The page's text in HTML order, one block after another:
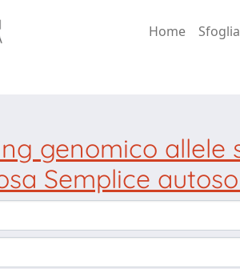
Home Sfoglia
genomico
Semplice